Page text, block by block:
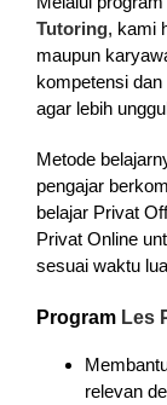
Tutoring, kami
maupun
kompetensi
agar lebih
Metode
pengajar
belajar Privat
Privat Online
sesuai waktu
Program Les
relevan